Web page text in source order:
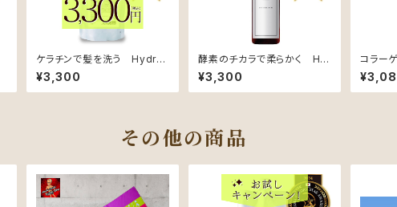
ケラチンで髪を洗う Hydro
Care Treatment（アップル&
ジャスミンの香り）【ハリコシ
ケア用】【リフィル】
¥3,300
酵素のチカラで柔らかく Hy
dro Mist Treatment（ベル
ガモット&ミントの香り）
¥3,300
コラー
dro
ーズ&カ
ジケア
その他の商品